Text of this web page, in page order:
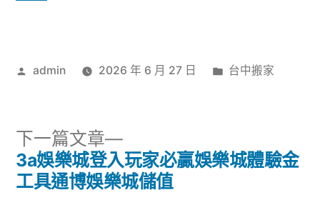
作
admin 2026 年 6 月 27 日
分
台中搬家
文
下一篇文章
下
一
篇
3a娛樂城登入玩家必贏娛樂城體驗金
工具通博娛樂城儲值